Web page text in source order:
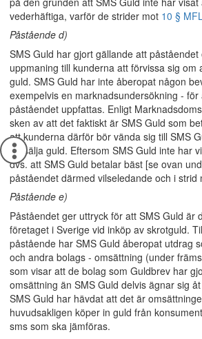
vederhäftiga, varför de strider mot 10 §
Påstående d)
SMS Guld har gjort gällande att påståendet
uppmaning till kunderna att förvissa sig om
guld. SMS Guld har inte åberopat någon
exempelvis en marknadsundersökning -
påståendet uppfattas. Enligt
sken av att det faktiskt är SMS Guld som
att kunderna därför bör vända sig till SMS
att sälja guld. Eftersom SMS Guld inte har
dvs. att SMS Guld betalar bäst [se ovan
påståendet därmed vilseledande och i strid
Påstående e)
Påståendet ger uttryck för att SMS Guld är
företaget i Sverige vid inköp av skrotguld.
påstående har SMS Guld åberopat utdrag
och andra bolags - omsättning (under
som visar att de bolag som Guldbrev har
omsättning än SMS Guld delvis ägnar sig
SMS Guld har hävdat att det är
huvudsakligen köper in guld från
sms som ska jämföras.